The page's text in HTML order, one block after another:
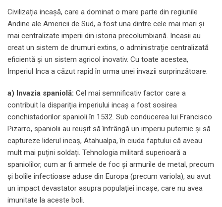
Civilizația incașă, care a dominat o mare parte din regiunile
Andine ale Americii de Sud, a fost una dintre cele mai mari și
mai centralizate imperii din istoria precolumbiană. Incasii au
creat un sistem de drumuri extins, o administrație centralizată
eficientă și un sistem agricol inovativ. Cu toate acestea,
Imperiul Inca a căzut rapid în urma unei invazii surprinzătoare.
a) Invazia spaniolă: Cel mai semnificativ factor care a
contribuit la dispariția imperiului incaș a fost sosirea
conchistadorilor spanioli în 1532. Sub conducerea lui Francisco
Pizarro, spaniolii au reușit să înfrângă un imperiu puternic și să
captureze liderul incaș, Atahualpa, în ciuda faptului că aveau
mult mai puțini soldați. Tehnologia militară superioară a
spaniolilor, cum ar fi armele de foc și armurile de metal, precum
și bolile infectioase aduse din Europa (precum variola), au avut
un impact devastator asupra populației incașe, care nu avea
imunitate la aceste boli.